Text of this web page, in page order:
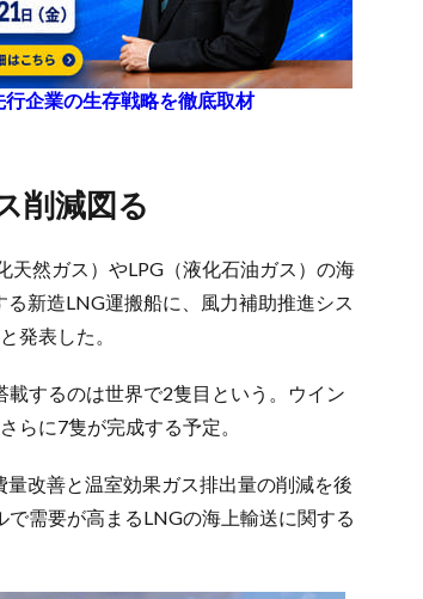
企業の生存戦略を徹底取材
削減図る
然ガス）やLPG（液化石油ガス）の海
新造LNG運搬船に、風力補助推進シス
発表した。
するのは世界で2隻目という。ウイン
らに7隻が完成する予定。
改善と温室効果ガス排出量の削減を後
需要が高まるLNGの海上輸送に関する